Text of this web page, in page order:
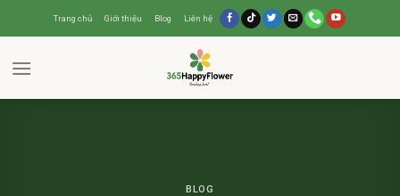
Trang chủ Giới thiệu Blog Liên hệ
BLOG